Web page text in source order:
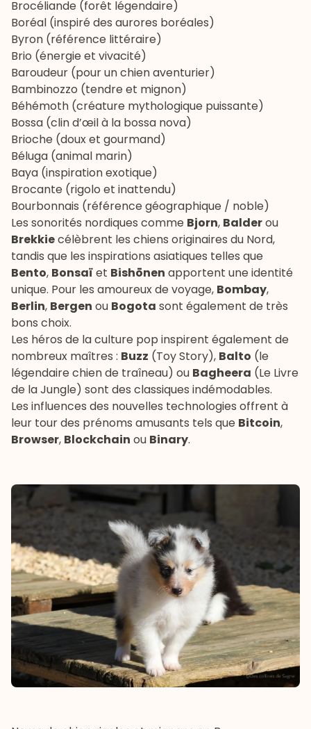
Brocéliande (forêt légendaire)
Boréal (inspiré des aurores boréales)
Byron (référence littéraire)
Brio (énergie et vivacité)
Baroudeur (pour un chien aventurier)
Bambinozzo (tendre et mignon)
Béhémoth (créature mythologique puissante)
Bossa (clin d’œil à la bossa nova)
Brioche (doux et gourmand)
Béluga (animal marin)
Baya (inspiration exotique)
Brocante (rigolo et inattendu)
Bourbonnais (référence géographique / noble)
Les sonorités nordiques comme Bjorn, Balderou
Brekkiecélèbrent les chiens originaires du Nord,
tandis que les inspirations asiatiques telles que
Bento, Bonsaïet Bishōnen apportent une identité
unique. Pour les amoureux de voyage, Bombay,
Berlin, Bergen ou Bogota sont également de très
bons choix.
Les héros de la culture pop inspirent également de
nombreux maîtres : Buzz (Toy Story), Balto (le
légendaire chien de traîneau) ou Bagheera (Le Livre
de la Jungle) sont des classiques indémodables.
Les influences des nouvelles technologies offrent à
leur tour des prénoms amusants tels que Bitcoin,
Browser, Blockchain ou Binary.